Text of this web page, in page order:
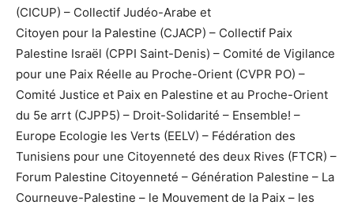
(CICUP) – Collectif Judéo-Arabe et
Citoyen pour la Palestine (CJACP) – Collectif Paix
Palestine Israël (CPPI Saint-Denis) – Comité de Vigilance
pour une Paix Réelle au Proche-Orient (CVPR PO) –
Comité Justice et Paix en Palestine et au Proche-Orient
du 5e arrt (CJPP5) – Droit-Solidarité – Ensemble! –
Europe Ecologie les Verts (EELV) – Fédération des
Tunisiens pour une Citoyenneté des deux Rives (FTCR) –
Forum Palestine Citoyenneté – Génération Palestine – La
Courneuve-Palestine – le Mouvement de la Paix – les